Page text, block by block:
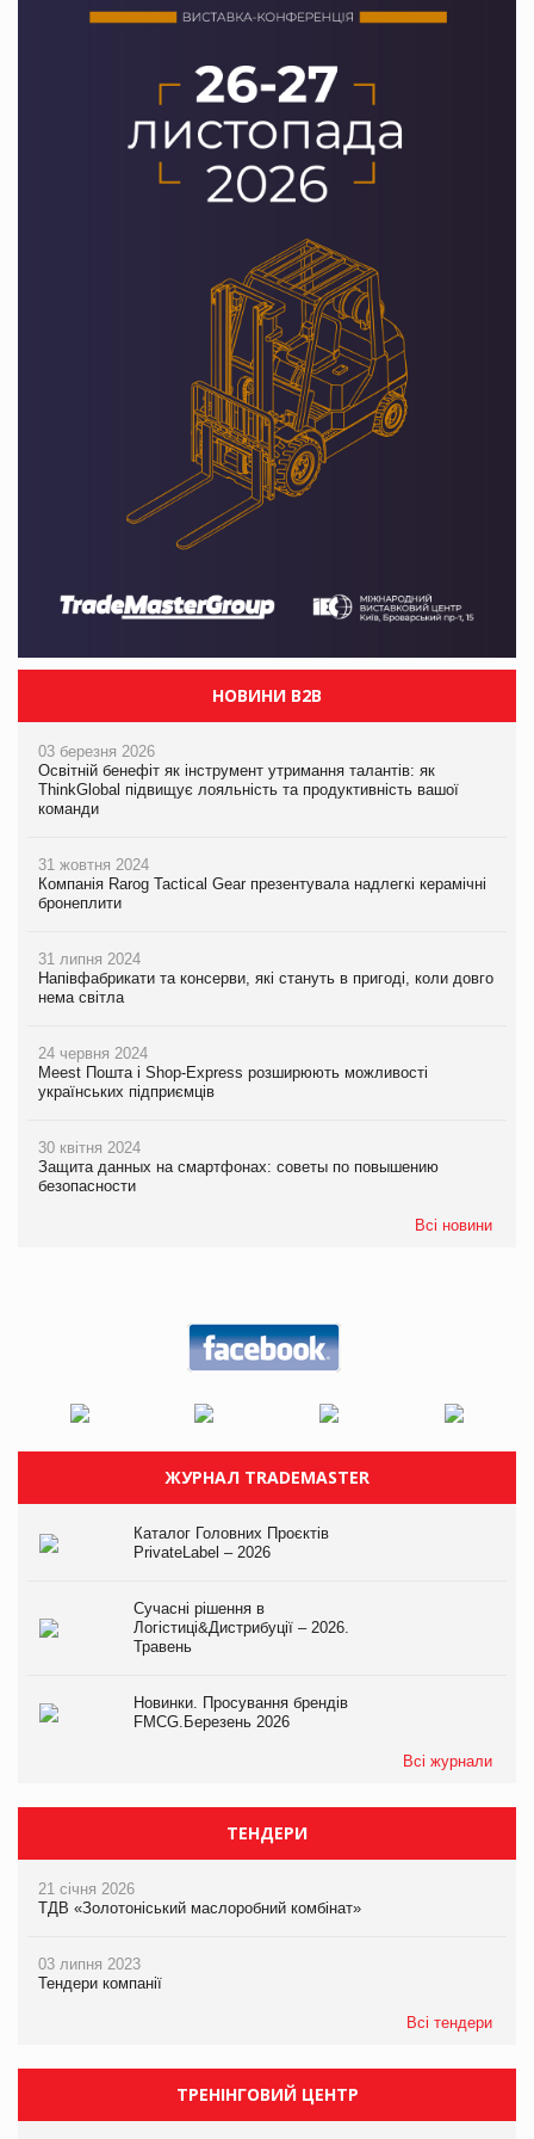
НОВИНИ B2B
03 березня 2026
Освітній бенефіт як інструмент утримання талантів: як
ThinkGlobal підвищує лояльність та продуктивність вашої
команди
31 жовтня 2024
Компанія Rarog Tactical Gear презентувала надлегкі керамічні
бронеплити
31 липня 2024
Напівфабрикати та консерви, які стануть в пригоді, коли довго
нема світла
24 червня 2024
Meest Пошта і Shop-Express розширюють можливості
українських підприємців
30 квітня 2024
Защита данных на смартфонах: советы по повышению
безопасности
Всі новини
ЖУРНАЛ TRADEMASTER
Каталог Головних Проєктів
PrivateLabel – 2026
Сучасні рішення в
Логістиці&Дистрибуції – 2026.
Травень
Новинки. Просування брендів
FMCG.Березень 2026
Всі журнали
ТЕНДЕРИ
21 січня 2026
ТДВ «Золотоніський маслоробний комбінат»
03 липня 2023
Тендери компанії
Всі тендери
ТРЕНІНГОВИЙ ЦЕНТР